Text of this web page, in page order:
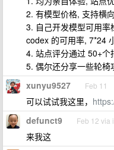
2. 有模型价格, 支持横
3. 自己开发模型可用
codex 的可用率, 7*24
4. 站点评分通过 50+
5. 偶尔还分享一些轮椅
xunyu9527 Feb 11
可以试试我这里，
defunct9 Feb 12 via
来我这